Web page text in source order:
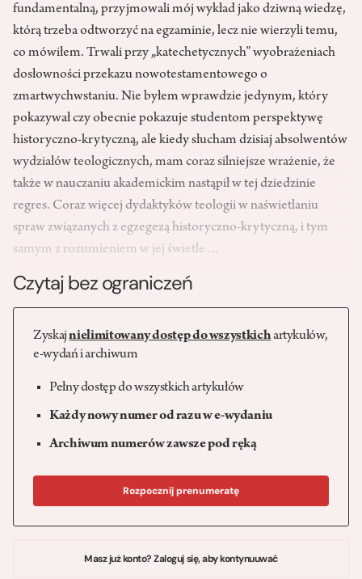
fundamentalną, przyjmowali mój wykład jako dziwną wiedzę,
którą trzeba odtworzyć na egzaminie, lecz nie wierzyli temu,
co mówiłem. Trwali przy „katechetycznych” wyobrażeniach
dosłowności przekazu nowotestamentowego o
zmartwychwstaniu. Nie byłem wprawdzie jedynym, który
pokazywał czy obecnie pokazuje studentom perspektywę
historyczno-krytyczną, ale kiedy słucham dzisiaj absolwentów
wydziałów teologicznych, mam coraz silniejsze wrażenie, że
także w nauczaniu akademickim nastąpił w tej dziedzinie
regres. Coraz więcej dydaktyków teologii w naświetlaniu
spraw związanych z egzegezą historyczno-krytyczną, i tym
samym z rozumieniem w jej świetle…
Czytaj bez ograniczeń
Zyskajnielimitowany dostęp do wszystkichartykułów,
e-wydań i archiwum
Pełny dostęp do wszystkich artykułów
Każdy nowy numer od razu w e-wydaniu
Archiwum numerów zawsze pod ręką
Rozpocznij prenumeratę
Masz już konto? Zaloguj się, aby kontynuuwać